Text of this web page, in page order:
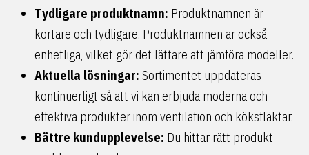
Tydligare produktnamn: Produktnamnen är
kortare och tydligare. Produktnamnen är också
enhetliga, vilket gör det lättare att jämföra modeller.
Aktuella lösningar: Sortimentet uppdateras
kontinuerligt så att vi kan erbjuda moderna och
effektiva produkter inom ventilation och köksfläktar.
Bättre kundupplevelse: Du hittar rätt produkt